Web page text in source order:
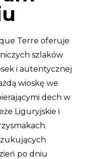
Terre oferuje
szlaków
i autentycznej
wioskę we
dech w
Liguryjskie i
po dniu